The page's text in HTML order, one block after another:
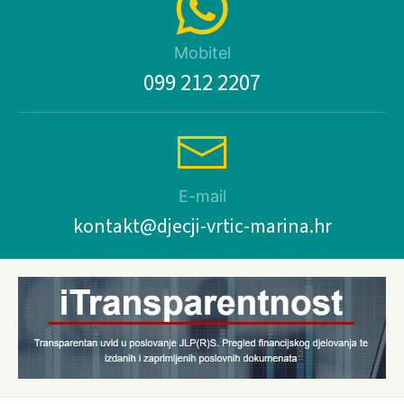
Mobitel
099 212 2207
E-mail
kontakt@djecji-vrtic-marina.hr